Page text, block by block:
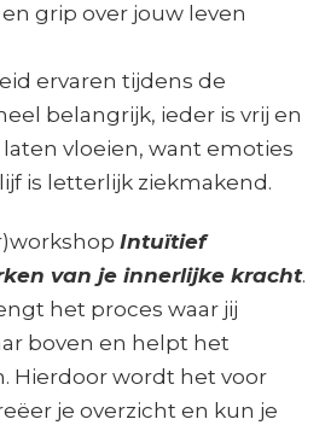
grip over jouw leven
ervaren tijdens de
belangrijk, ieder is vrij en
vloeien, want emoties
is letterlijk ziekmakend.
Intuïtief
van je innerlijke kracht.
het proces waar jij
boven en helpt het
Hierdoor wordt het voor
je overzicht en kun je